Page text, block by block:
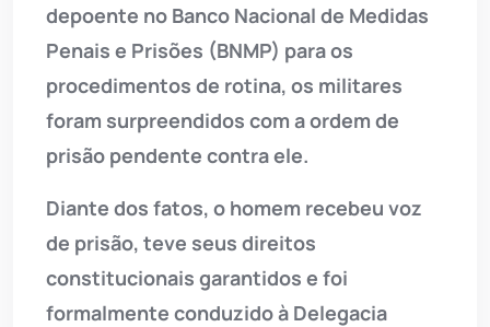
depoente no Banco Nacional de Medidas
Penais e Prisões (BNMP) para os
procedimentos de rotina, os militares
foram surpreendidos com a ordem de
prisão pendente contra ele.
Diante dos fatos, o homem recebeu voz
de prisão, teve seus direitos
constitucionais garantidos e foi
formalmente conduzido à Delegacia